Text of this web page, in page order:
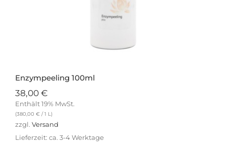
Enzympeeling 100ml
38,00 €
Enthält 19% MwSt.
(380,00 € / 1 L)
zzgl. Versand
Lieferzeit: ca. 3-4 Werktage